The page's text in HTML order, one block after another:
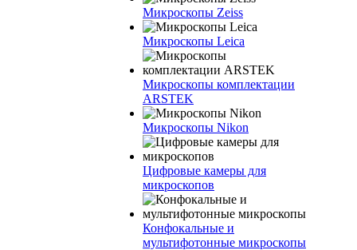
Микроскопы Zeiss
Микроскопы Leica
Микроскопы комплектации
ARSTEK
Микроскопы Nikon
Цифровые камеры для
микроскопов
Конфокальные и
мультифотонные микроскопы